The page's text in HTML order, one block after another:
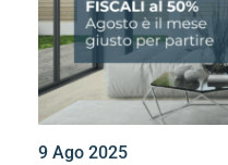
9 Ago 2025